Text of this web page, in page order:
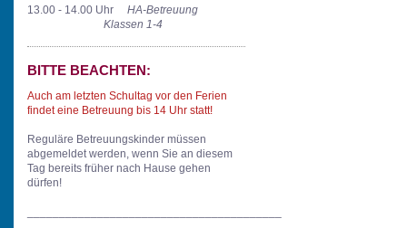
13.00 - 14.00 Uhr HA-Betreuung
Klassen 1-4
BITTE BEACHTEN:
Auch am letzten Schultag vor den Ferien
findet eine Betreuung bis 14 Uhr statt!
Reguläre Betreuungskinder müssen
abgemeldet werden, wenn Sie an diesem
Tag bereits früher nach Hause gehen
dürfen!